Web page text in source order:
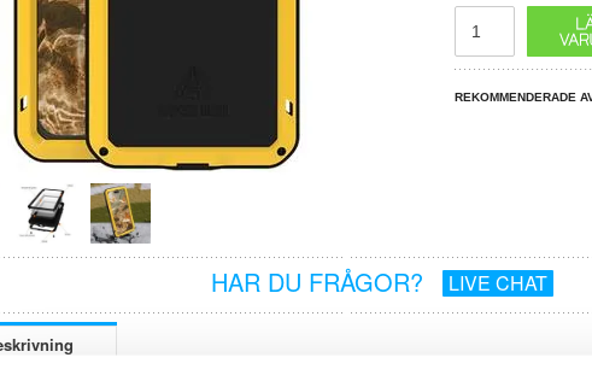
REKOMMENDERADE
HAR DU FRÅGOR? LIVE CHAT